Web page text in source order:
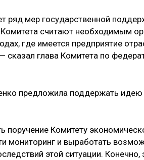
ряд мер государственной
считают необходимым
где имеется предприятие
сказал глава Комитета по
предложила поддержать идею
Комитету
мониторинг и выработать
этой ситуации. Конечно,